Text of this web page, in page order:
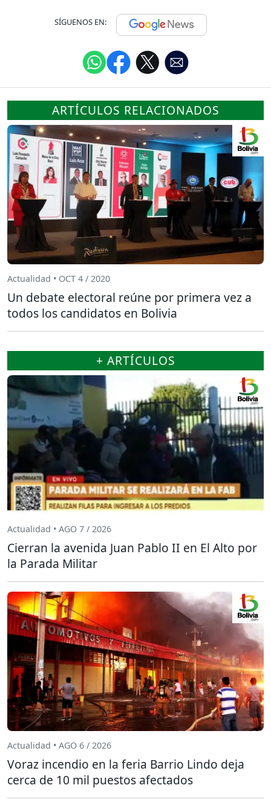
SÍGUENOS EN:
ARTÍCULOS RELACIONADOS
Actualidad • OCT 4 / 2020
Un debate electoral reúne por primera vez a
todos los candidatos en Bolivia
+ ARTÍCULOS
Actualidad • AGO 7 / 2026
Cierran la avenida Juan Pablo II en El Alto por
la Parada Militar
Actualidad • AGO 6 / 2026
Voraz incendio en la feria Barrio Lindo deja
cerca de 10 mil puestos afectados